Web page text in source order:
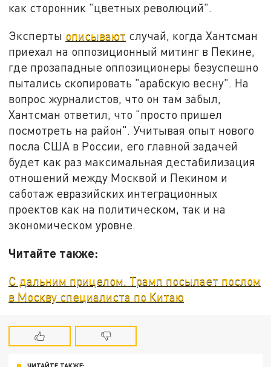
как сторонник "цветных революций".
Эксперты описывают случай, когда Хантсман
приехал на оппозиционный митинг в Пекине,
где прозападные оппозиционеры безуспешно
пытались скопировать "арабскую весну". На
вопрос журналистов, что он там забыл,
Хантсман ответил, что "просто пришел
посмотреть на район". Учитывая опыт нового
посла США в России, его главной задачей
будет как раз максимальная дестабилизация
отношений между Москвой и Пекином и
саботаж евразийских интеграционных
проектов как на политическом, так и на
экономическом уровне.
Читайте также:
С дальним прицелом. Трамп посылает послом
в Москву специалиста по Китаю